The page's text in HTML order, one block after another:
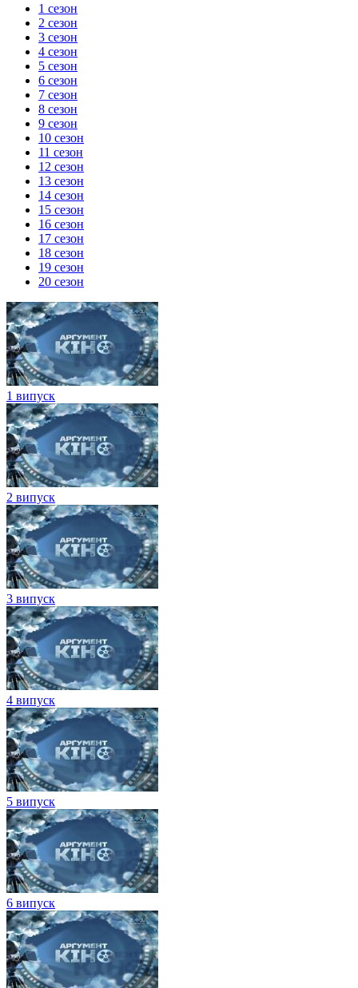
1 сезон
2 сезон
3 сезон
4 сезон
5 сезон
6 сезон
7 сезон
8 сезон
9 сезон
10 сезон
11 сезон
12 сезон
13 сезон
14 сезон
15 сезон
16 сезон
17 сезон
18 сезон
19 сезон
20 сезон
1 випуск
2 випуск
3 випуск
4 випуск
5 випуск
6 випуск